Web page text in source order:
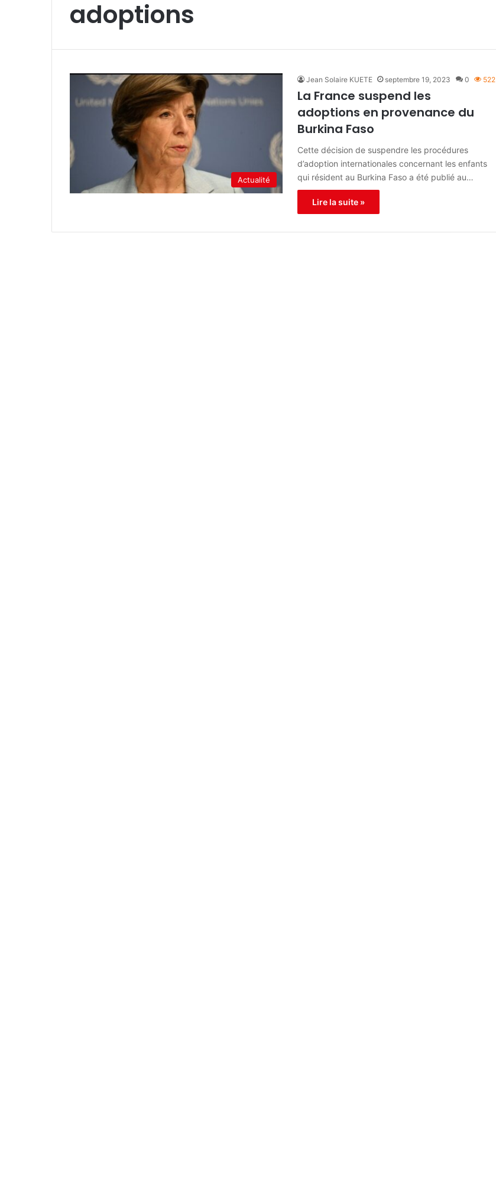
adoptions
Actualité
Jean Solaire KUETE septembre 19, 2023 0 522
La France suspend les
adoptions en provenance du
Burkina Faso
Cette décision de suspendre les procédures
d’adoption internationales concernant les enfants
qui résident au Burkina Faso a été publié au…
Lire la suite »